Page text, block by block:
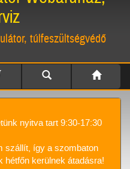
túlfeszültségvédő
nyitva tart 9:30-17:30
szállít, így a szombaton
kerülnek átadásra!